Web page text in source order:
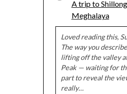
A trip to
Meghalaya
Loved reading this,
The way you
lifting off the valley
Peak — waiting for
part to reveal the
really…